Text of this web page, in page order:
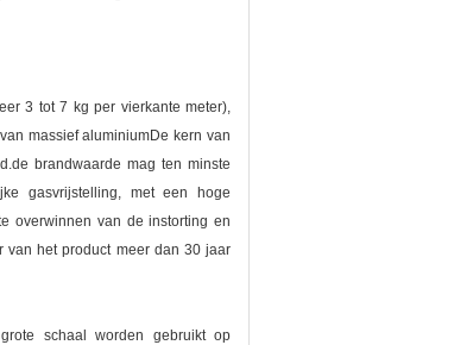
3 tot 7 kg per vierkante meter),
massief aluminiumDe kern van
brandwaarde mag ten minste
gasvrijstelling, met een hoge
overwinnen van de instorting en
van het product meer dan 30 jaar
schaal worden gebruikt op